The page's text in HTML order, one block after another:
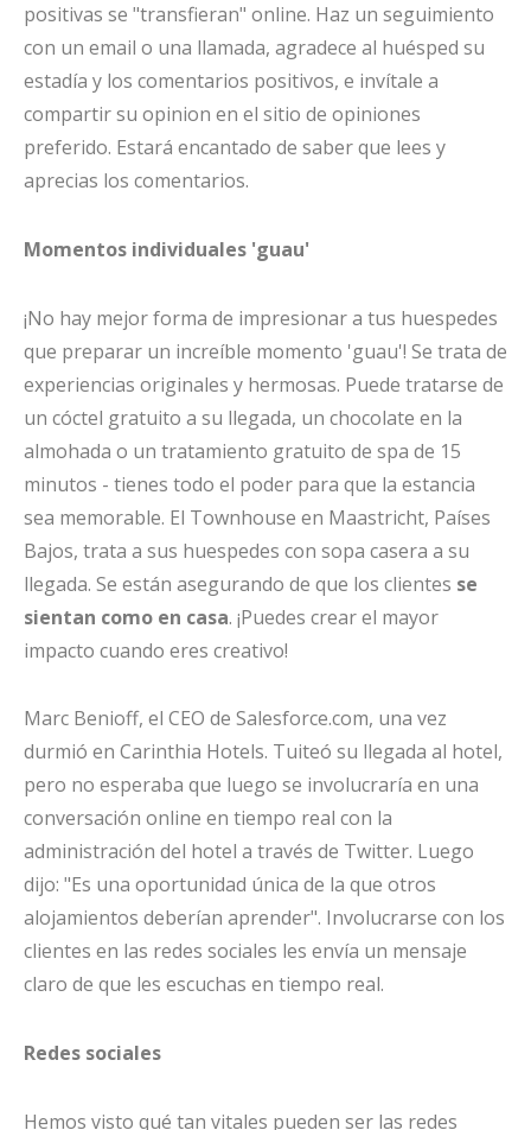
positivas se "transfieran" online. Haz un seguimiento
con un email o una llamada, agradece al huésped su
estadía y los comentarios positivos, e invítale a
compartir su opinion en el sitio de opiniones
preferido. Estará encantado de saber que lees y
aprecias los comentarios.
Momentos individuales 'guau'
¡No hay mejor forma de impresionar a tus huespedes
que preparar un increíble momento 'guau'! Se trata de
experiencias originales y hermosas. Puede tratarse de
un cóctel gratuito a su llegada, un chocolate en la
almohada o un tratamiento gratuito de spa de 15
minutos - tienes todo el poder para que la estancia
sea memorable. El Townhouse en Maastricht, Países
Bajos, trata a sus huespedes con sopa casera a su
llegada. Se están asegurando de que los clientes se
sientan como en casa. ¡Puedes crear el mayor
impacto cuando eres creativo!
Marc Benioff, el CEO de Salesforce.com, una vez
durmió en Carinthia Hotels. Tuiteó su llegada al hotel,
pero no esperaba que luego se involucraría en una
conversación online en tiempo real con la
administración del hotel a través de Twitter. Luego
dijo: "Es una oportunidad única de la que otros
alojamientos deberían aprender". Involucrarse con los
clientes en las redes sociales les envía un mensaje
claro de que les escuchas en tiempo real.
Redes sociales
Hemos visto qué tan vitales pueden ser las redes